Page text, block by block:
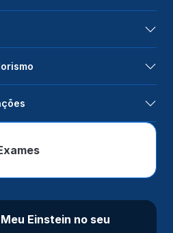
Einstein no seu